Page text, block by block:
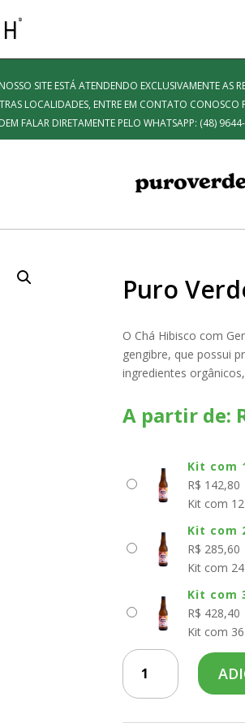
SITE ESTÁ ATENDENDO EXCLUSIVAMENTE AS
LOCALIDADES, ENTRE EM CONTATO
FALAR DIRETAMENTE PELO WHATSAPP: (48)
Puro
O Chá Hibisco com
gengibre, que possui
ingredientes
A partir de:
Kit com
R$ 142,80
Kit com
Kit com
R$ 285,60
Kit com
Kit com
R$ 428,40
Kit com
Puro
Verde
·